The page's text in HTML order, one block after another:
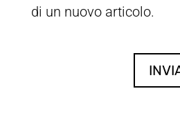
di un nuovo articolo.